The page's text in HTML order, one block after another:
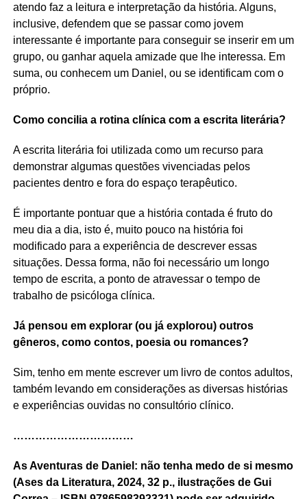
atendo faz a leitura e interpretação da história. Alguns,
inclusive, defendem que se passar como jovem
interessante é importante para conseguir se inserir em um
grupo, ou ganhar aquela amizade que lhe interessa. Em
suma, ou conhecem um Daniel, ou se identificam com o
próprio.
Como concilia a rotina clínica com a escrita literária?
A escrita literária foi utilizada como um recurso para
demonstrar algumas questões vivenciadas pelos
pacientes dentro e fora do espaço terapêutico.
É importante pontuar que a história contada é fruto do
meu dia a dia, isto é, muito pouco na história foi
modificado para a experiência de descrever essas
situações. Dessa forma, não foi necessário um longo
tempo de escrita, a ponto de atravessar o tempo de
trabalho de psicóloga clínica.
Já pensou em explorar (ou já explorou) outros
gêneros, como contos, poesia ou romances?
Sim, tenho em mente escrever um livro de contos adultos,
também levando em considerações as diversas histórias
e experiências ouvidas no consultório clínico.
……………………………
As Aventuras de Daniel: não tenha medo de si mesmo
(Ases da Literatura, 2024, 32 p., ilustrações de Gui